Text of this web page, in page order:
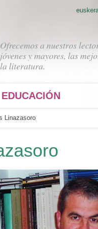
Ofrecemos a nuestros
jóvenes y mayores, las
la literatura.
EDUCACIÓN
Linazasoro